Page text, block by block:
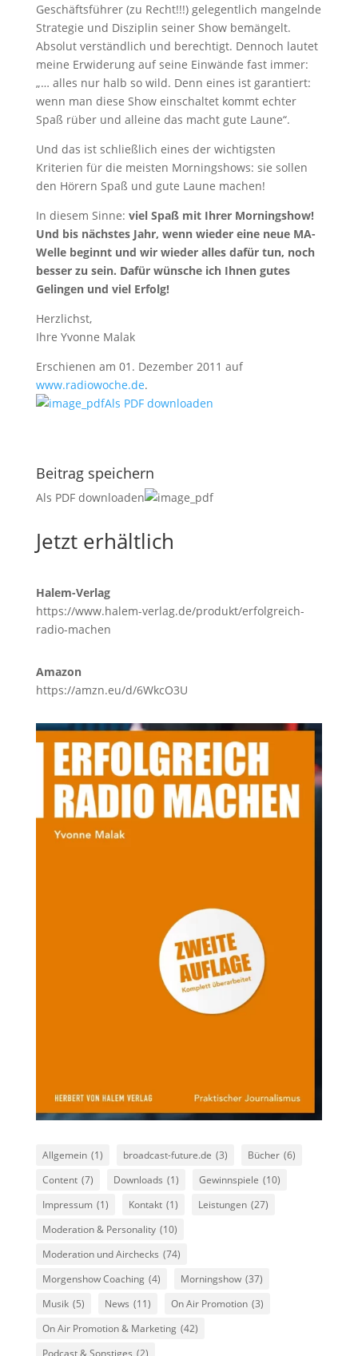
Geschäftsführer (zu Recht!!!) gelegentlich mangelnde
Strategie und Disziplin seiner Show bemängelt.
Absolut verständlich und berechtigt. Dennoch lautet
meine Erwiderung auf seine Einwände fast immer:
„… alles nur halb so wild. Denn eines ist garantiert:
wenn man diese Show einschaltet kommt echter
Spaß rüber und alleine das macht gute Laune“.
Und das ist schließlich eines der wichtigsten
Kriterien für die meisten Morningshows: sie sollen
den Hörern Spaß und gute Laune machen!
In diesem Sinne: viel Spaß mit Ihrer Morningshow!
Und bis nächstes Jahr, wenn wieder eine neue MA-
Welle beginnt und wir wieder alles dafür tun, noch
besser zu sein. Dafür wünsche ich Ihnen gutes
Gelingen und viel Erfolg!
Herzlichst,
Ihre Yvonne Malak
Erschienen am 01. Dezember 2011 auf
www.radiowoche.de.
Als PDF downloaden
Beitrag speichern
Als PDF downloaden
Jetzt erhältlich
Halem-Verlag
https://www.halem-verlag.de/produkt/erfolgreich-
radio-machen
Amazon
https://amzn.eu/d/6WkcO3U
Allgemein (1) broadcast-future.de (3) Bücher (6)
Content (7) Downloads (1) Gewinnspiele (10)
Impressum (1) Kontakt (1) Leistungen (27)
Moderation & Personality (10)
Moderation und Airchecks (74)
Morgenshow Coaching (4) Morningshow (37)
Musik (5) News (11) On Air Promotion (3)
On Air Promotion & Marketing (42)
Podcast & Sonstiges (2)